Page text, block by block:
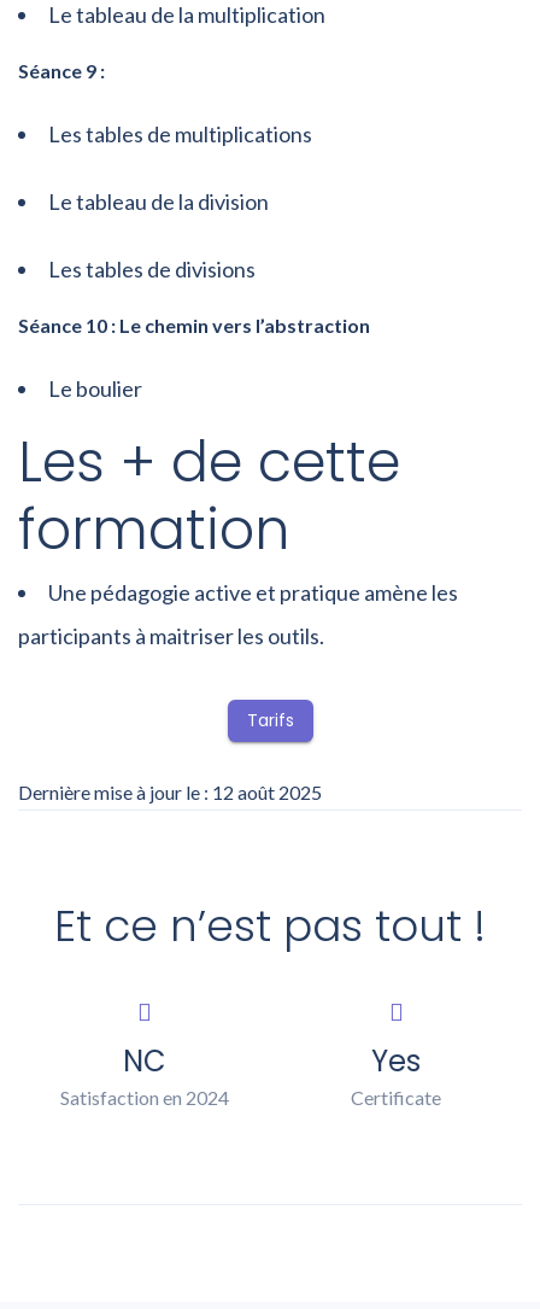
Le tableau de la multiplication
Séance 9 :
Les tables de multiplications
Le tableau de la division
Les tables de divisions
Séance 10 : Le chemin vers l’abstraction
Le boulier
Les + de cette
formation
Une pédagogie active et pratique amène les
participants à maitriser les outils.
Tarifs
Dernière mise à jour le : 12 août 2025
Et ce n’est pas tout !
NC
Satisfaction en 2024
Yes
Certificate